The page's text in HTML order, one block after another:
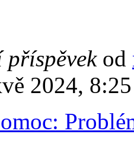
příspěvek od
2024, 8:25